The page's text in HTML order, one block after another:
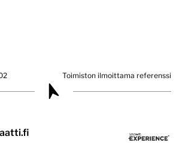
Toimiston ilmoittama referenssi